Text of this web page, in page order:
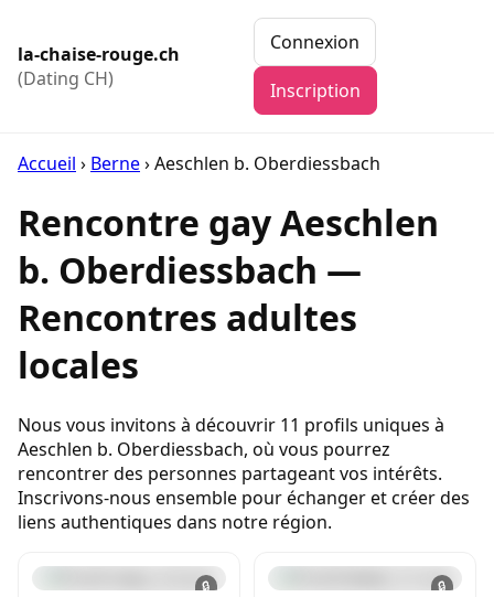
la-chaise-rouge.ch
(Dating CH)
Connexion
Inscription
Accueil › Berne›Aeschlen b. Oberdiessbach
Rencontre gay Aeschlen
b. Oberdiessbach —
Rencontres adultes
locales
Nous vous invitons à découvrir 11 profils uniques à
Aeschlen b. Oberdiessbach, où vous pourrez
rencontrer des personnes partageant vos intérêts.
Inscrivons-nous ensemble pour échanger et créer des
liens authentiques dans notre région.
🔒 🔒